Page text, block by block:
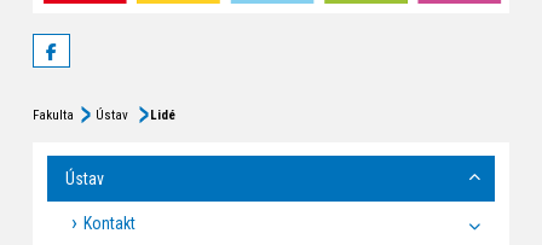
Fakulta Ústav Lidé
Ústav
Kontakt